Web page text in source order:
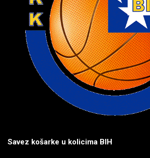
Savez košarke u kolicima BIH